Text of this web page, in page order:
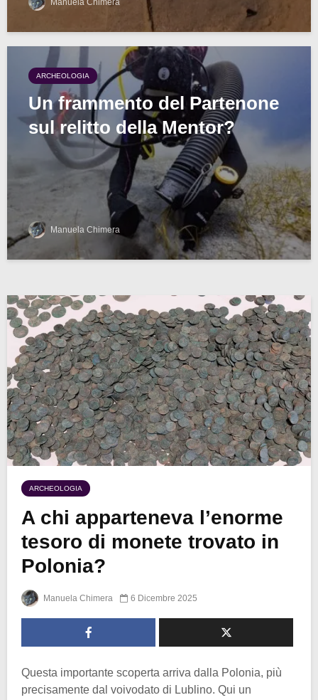
ARCHEOLOGIA
Un frammento del Partenone
sul relitto della Mentor?
Manuela Chimera
ARCHEOLOGIA
A chi apparteneva l’enorme
tesoro di monete trovato in
Polonia?
Manuela Chimera 6 Dicembre 2025
Questa importante scoperta arriva dalla Polonia, più
precisamente dal voivodato di Lublino. Qui un